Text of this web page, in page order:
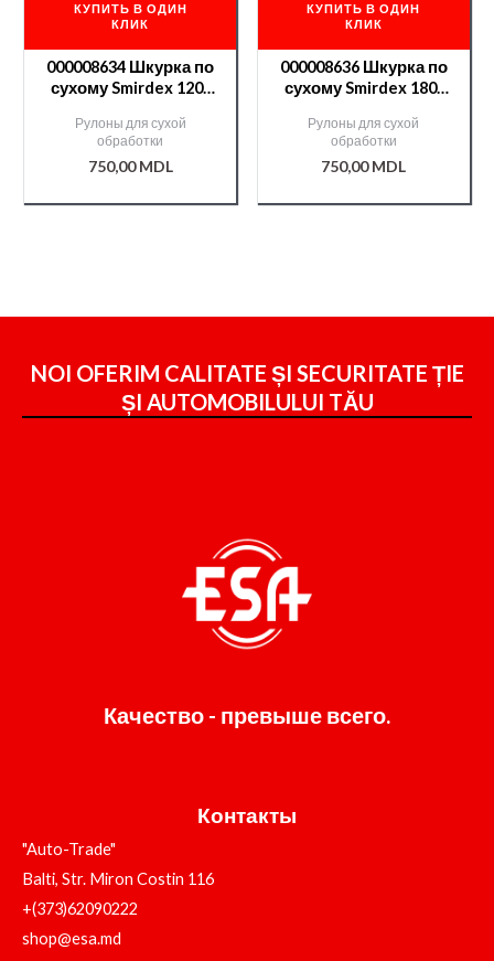
КУПИТЬ В ОДИН
КЛИК
000008634 Шкурка по
сухому Smirdex 120-
Рулоны для сухой
обработки
750,00MDL
КУПИТЬ В ОДИН
КЛИК
000008636 Шкурка по
сухому Smirdex 180-
Рулоны для сухой
обработки
750,00MDL
NOI OFERIM CALITATE ȘI SECURITATE ȚIE
ȘI AUTOMOBILULUI TĂU
Качество - превыше всего.
Контакты
"Auto-Trade"
Balti, Str. Miron Costin 116
+(373)62090222
shop@esa.md